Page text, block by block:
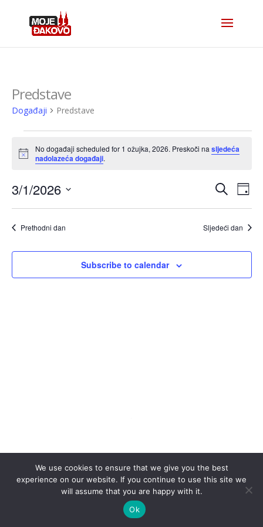
Predstave
Događaji Predstave
Događaji
for
ožujka,
2026
Notice
No događaji scheduled for 1 ožujka, 2026. Preskoči nasljedeća
nadolazeća događaji.
i
Pretraži
Dan
3/1/2026
Odaberite
Prethodni dan Sljedeći dan
Subscribe to calendar
We use cookies to ensure that we give you the best
experience on our website. If you continue to use this site we
will assume that you are happy with it.
Ok